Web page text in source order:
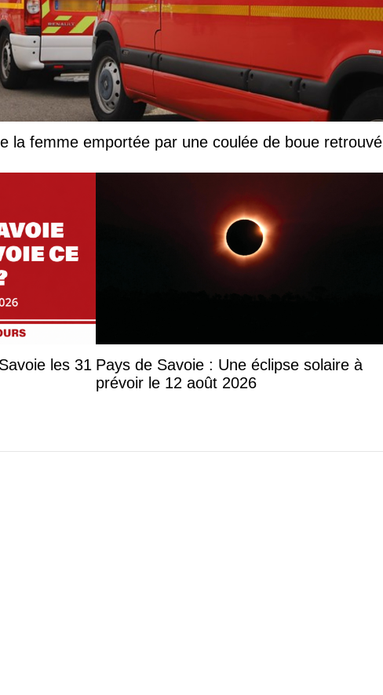
la femme emportée par une coulée de boue retrouvé
les 31 Pays de Savoie : Une éclipse solaire à
prévoir le 12 août 2026